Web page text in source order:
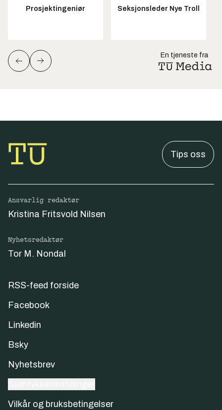
Prosjektingeniør Seksjonsleder Nye Troll
En tjeneste fra
Tips oss
Ansvarlig redaktør
Kristina Fritsvold Nilsen
Nyhetsredaktør
Tor M. Nondal
RSS-feed forside
Facebook
Linkedin
Bsky
Nyhetsbrev
Vilkår og bruksbetingelser